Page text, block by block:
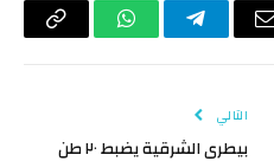
البريد
تيلقرام واتسابCopy
التالي
بيطرى الشرقية يضبط ٢٠ طن